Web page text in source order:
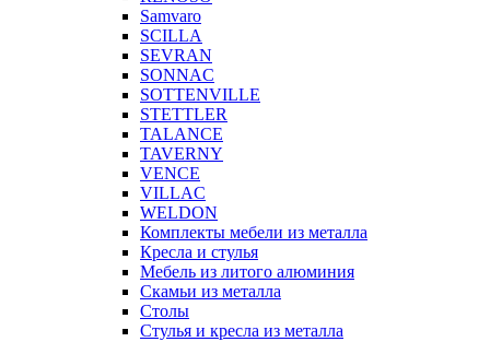
Samvaro
SCILLA
SEVRAN
SONNAC
SOTTENVILLE
STETTLER
TALANCE
TAVERNY
VENCE
VILLAC
WELDON
Комплекты мебели из металла
Кресла и стулья
Мебель из литого алюминия
Скамьи из металла
Столы
Стулья и кресла из металла